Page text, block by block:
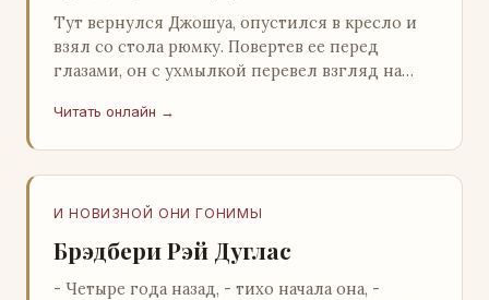
Тут вернулся Джошуа, опустился в кресло и
взял со стола рюмку. Повертев ее перед
глазами, он с ухмылкой перевел взгляд на
видом с…
Читать онлайн →
И НОВИЗНОЙ ОНИ ГОНИМЫ
Брэдбери Рэй Дуглас
- Четыре года назад, - тихо начала она, -